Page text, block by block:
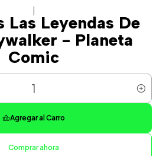
Las Leyendas De
- Planeta
Comic
Agregar al Carro
Comprar ahora